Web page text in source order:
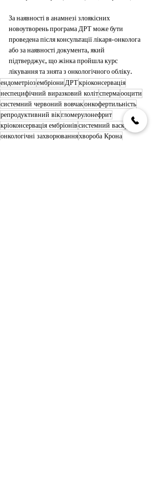
За наявності в анамнезі злоякісних
новоутворень програма ДРТ може бути
проведена після консультації лікаря-онколога
або за наявності документа, який
підтверджує, що жінка пройшла курс
лікування та знята з онкологічного обліку.
ендометріозембріониДРТкріоконсервація
неспецифічний виразковий колітспермаооцити
системний червоний вовчаконкофертильність
репродуктивний вікгломерулонефрит
кріоконсервація ембріонівсистемний васкуліт
онкологічні захворюванняхвороба Крона